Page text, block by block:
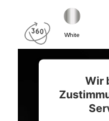
White
Wir